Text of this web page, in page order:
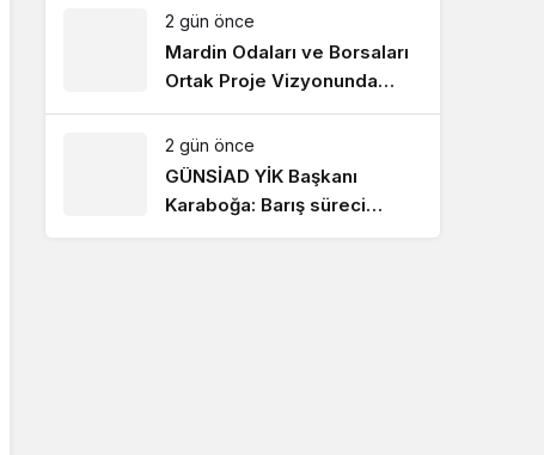
2 gün önce
Mardin Odaları ve Borsaları
Ortak Proje Vizyonunda
Buluştu
2 gün önce
GÜNSİAD YİK Başkanı
Karaboğa: Barış süreci